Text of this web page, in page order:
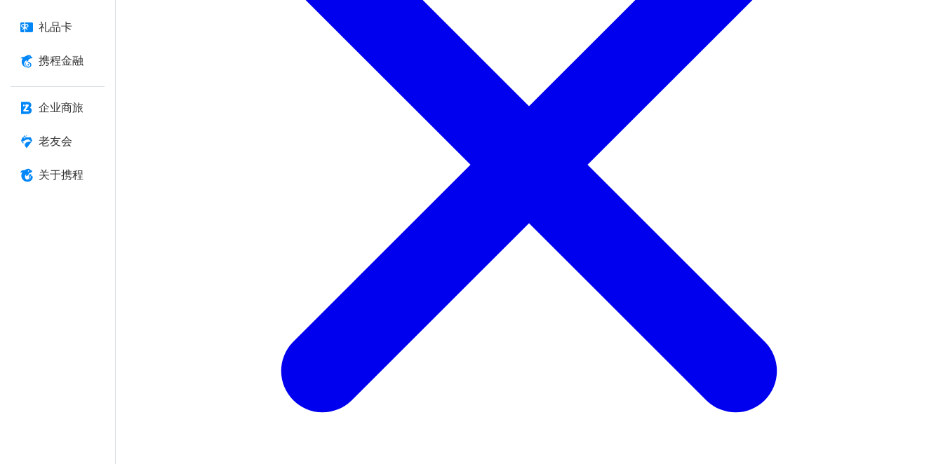
礼品卡
携程金融
企业商旅
老友会
关于携程